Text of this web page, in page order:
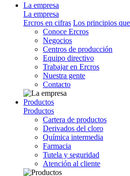
La empresa
La empresa
Ercros en cifras Los principios
Conoce Ercros
Negocios
Centros de producción
Equipo directivo
Trabajar en Ercros
Nuestra gente
Contacto
Productos
Productos
Cartera de productos
Derivados del cloro
Química intermedia
Farmacia
Tutela y seguridad
Atención al cliente